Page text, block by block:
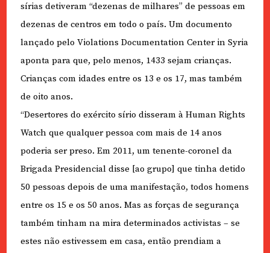
sírias detiveram “dezenas de milhares” de pessoas em
dezenas de centros em todo o país. Um documento
lançado pelo Violations Documentation Center in Syria
aponta para que, pelo menos, 1433 sejam crianças.
Crianças com idades entre os 13 e os 17, mas também
de oito anos.
“Desertores do exército sírio disseram à Human Rights
Watch que qualquer pessoa com mais de 14 anos
poderia ser preso. Em 2011, um tenente-coronel da
Brigada Presidencial disse [ao grupo] que tinha detido
50 pessoas depois de uma manifestação, todos homens
entre os 15 e os 50 anos. Mas as forças de segurança
também tinham na mira determinados activistas – se
estes não estivessem em casa, então prendiam a